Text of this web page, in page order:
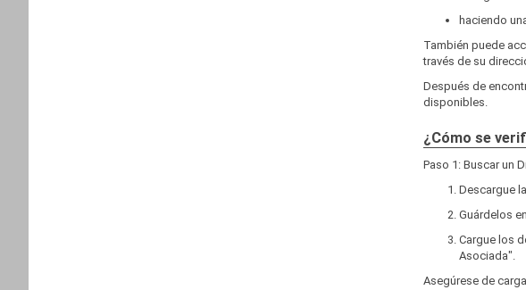
haciendo
También puede
través de su
Después de
disponibles.
¿Cómo se
Paso 1: Buscar un
Descargue
Guárdelos
Cargue los
Asociada".
Asegúrese de